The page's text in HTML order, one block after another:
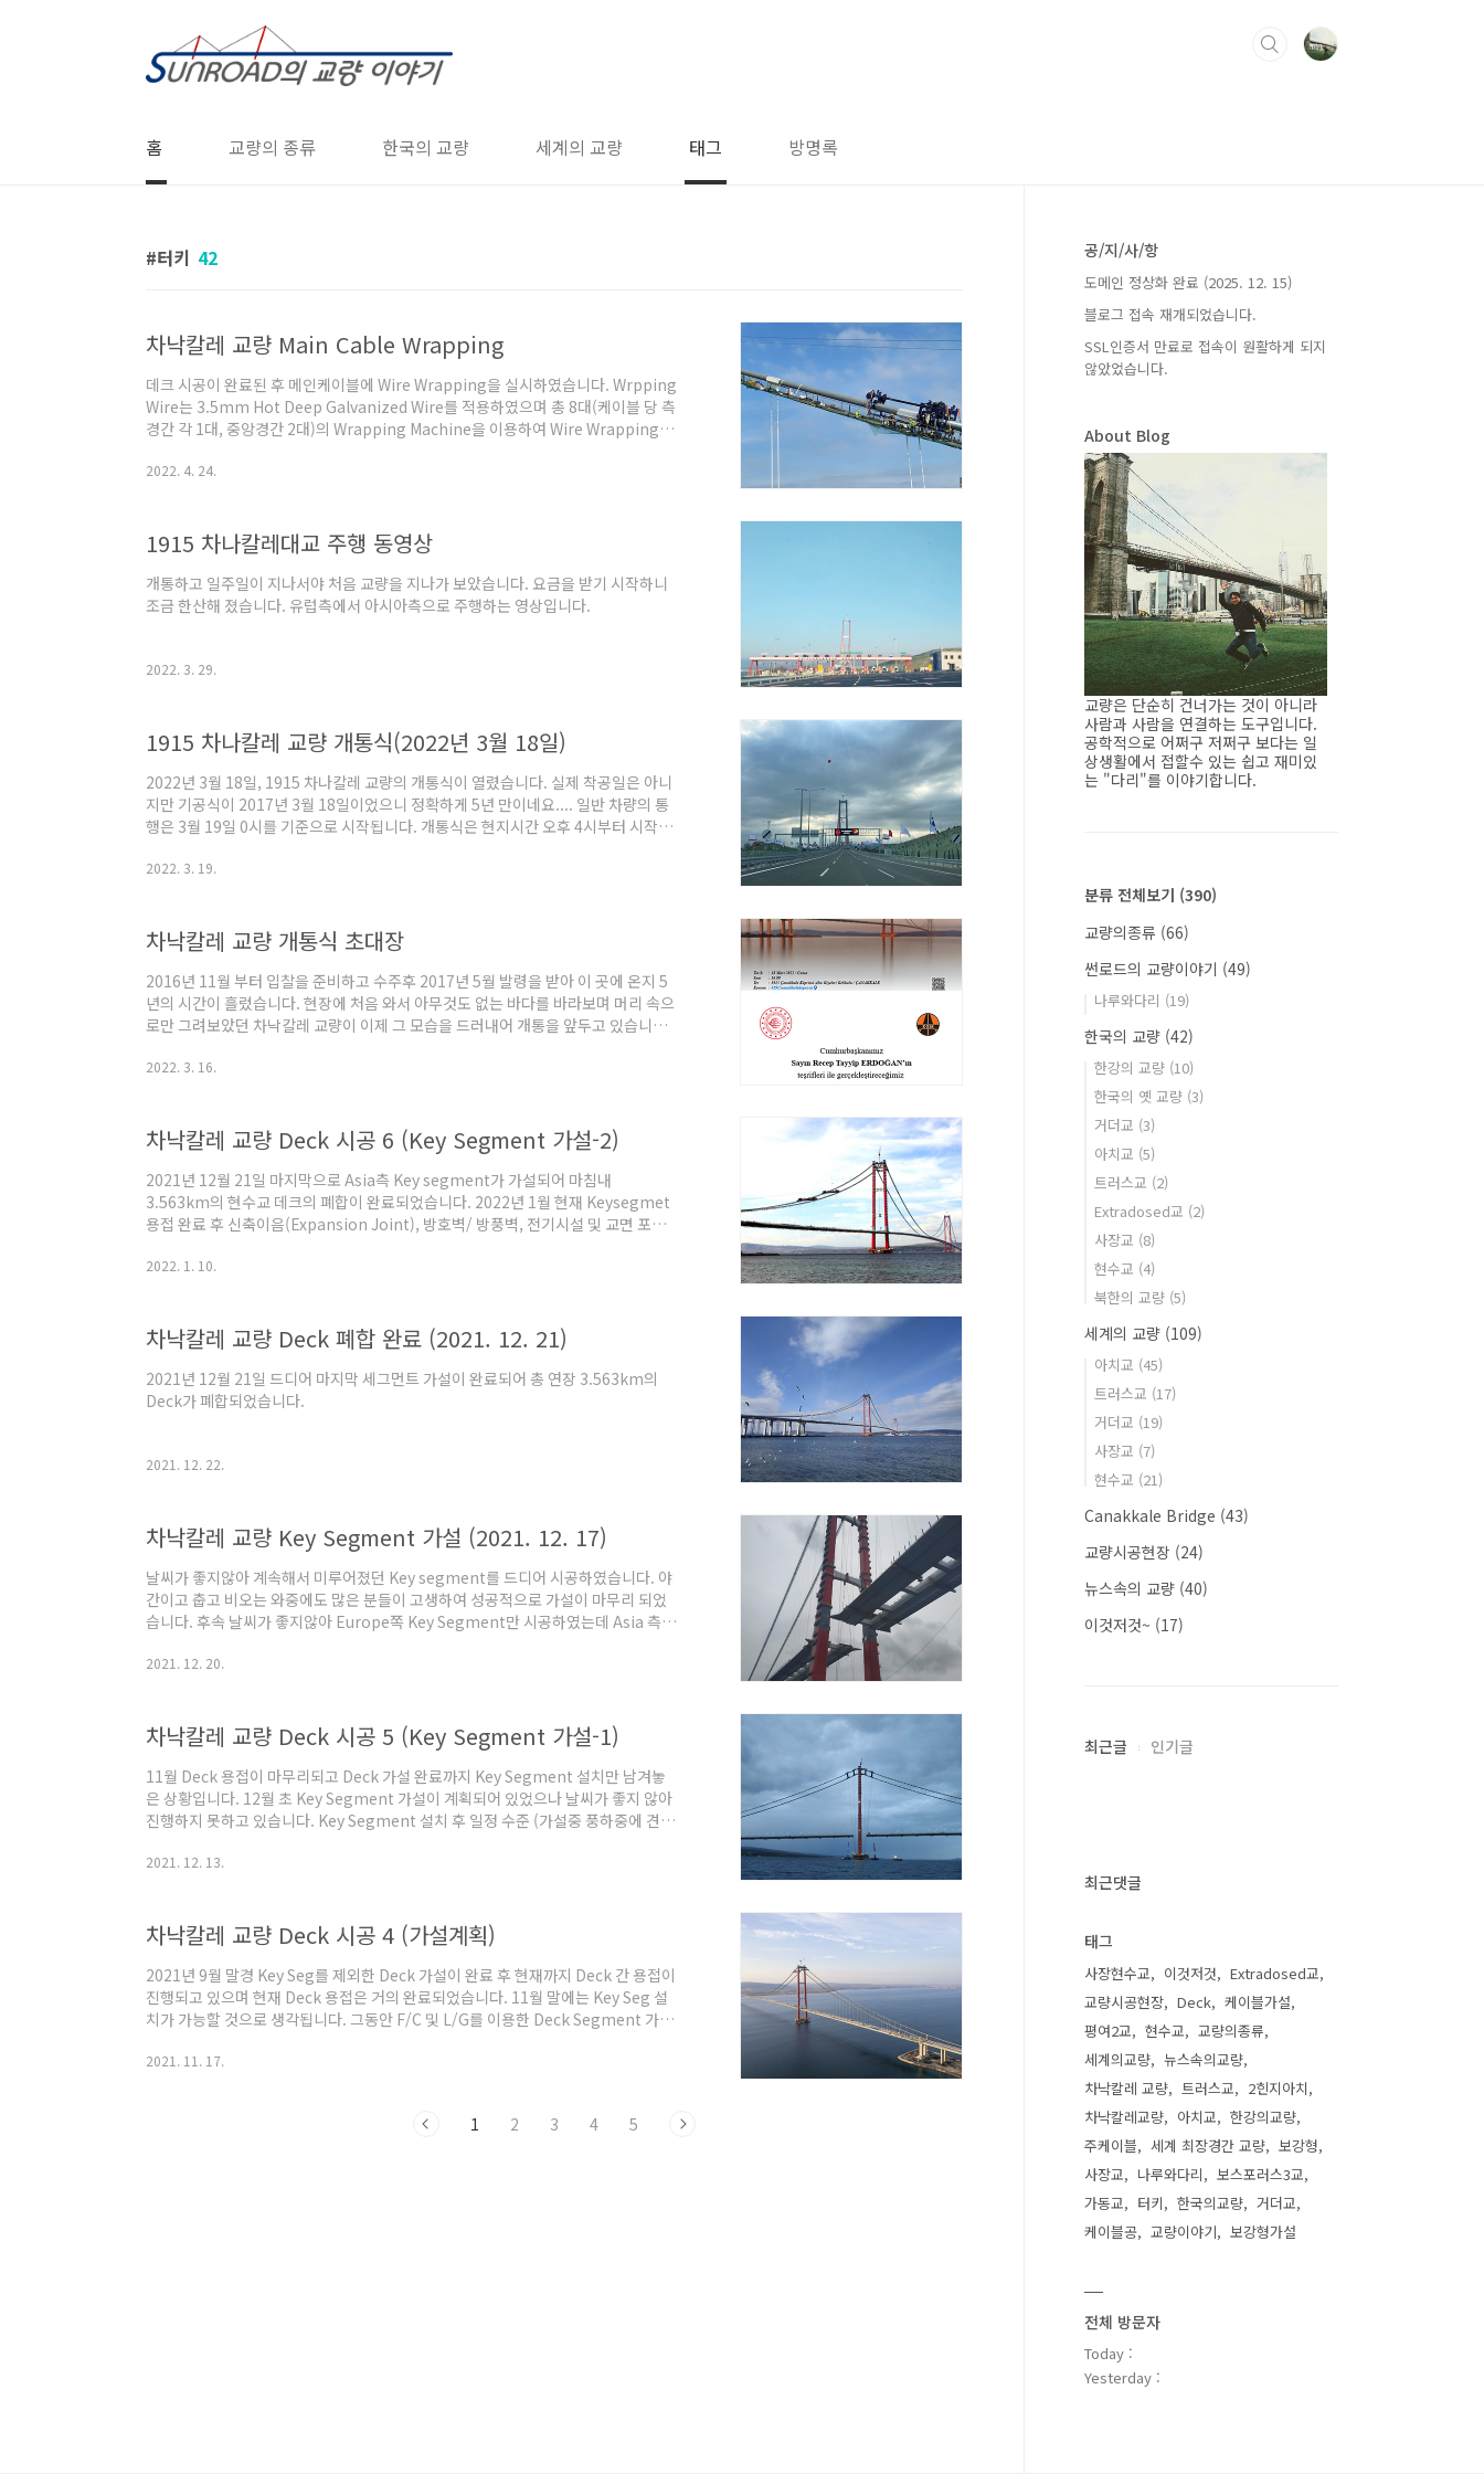
홈 교량의 종류 한국의 교량 세계의 교량 태그 방명록
터키 42
차낙칼레 교량 Main Cable Wrapping
데크 시공이 완료된 후 메인케이블에 Wire Wrapping을 실시하였습니다. Wrpping
Wire는 3.5mm Hot Deep Galvanized Wire를 적용하였으며 총 8대(케이블 당 측
경간 각 1대, 중앙경간 2대)의 Wrapping Machine을 이용하여 Wire Wrapping을
포함하여 약 16.5 ton 정도 되었습니다. 교량 완공 후 활하중 등에 의해 메인케이블의
Wire에 소정의 장력을 도입하여야 합니..
2022. 4. 24.
1915 차나칼레대교 주행 동영상
개통하고 일주일이 지나서야 처음 교량을 지나가 보았습니다. 요금을 받기 시작하니
조금 한산해 졌습니다. 유럽측에서 아시아측으로 주행하는 영상입니다.
2022. 3. 29.
1915 차나칼레 교량 개통식(2022년 3월 18일)
2022년 3월 18일, 1915 차나칼레 교량의 개통식이 열렸습니다. 실제 착공일은 아니
지만 기공식이 2017년 3월 18일이었으니 정확하게 5년 만이네요.... 일반 차량의 통
행은 3월 19일 0시를 기준으로 시작됩니다. 개통식은 현지시간 오후 4시부터 시작했
하루 종일 캠프에서 대기를 해야 했습니다. (터키 직원들은 전부 개통식에 참여했는
참여하지는 않았지만 개통식 주변 분위기와 유튜브 라이브로 보았던 개통식 상황을
포스팅 하려합니다. 개통식 3일 전 ..
2022. 3. 19.
차낙칼레 교량 개통식 초대장
2016년 11월 부터 입찰을 준비하고 수주후 2017년 5월 발령을 받아 이 곳에 온지 5
년의 시간이 흘렀습니다. 현장에 처음 와서 아무것도 없는 바다를 바라보며 머리 속으
로만 그려보았던 차낙칼레 교량이 이제 그 모습을 드러내어 개통을 앞두고 있습니다.
행사가 있다고 들었습니다. 전국 각지에서 에르도안 대통령, 정부관계자 및 여당 지지
Catwalk 등 가설구조물 해체, 기타 부대공 등의 일들이 아직 많이 남아 있습니다. 아
마도 올해 연말까지 마무리 작..
2022. 3. 16.
차낙칼레 교량 Deck 시공 6 (Key Segment 가설-2)
2021년 12월 21일 마지막으로 Asia측 Key segment가 가설되어 마침내
3.563km의 현수교 데크의 폐합이 완료되었습니다. 2022년 1월 현재 Keysegmet
용접 완료 후 신축이음(Expansion Joint), 방호벽/ 방풍벽, 전기시설 및 교면 포장
되고 있습니다. Key Segment 가설 준비사항은 아래 이전 포스트를 참조하시기 바
가설된 Segment 각도를 맞추기 위하여 ..
2022. 1. 10.
차낙칼레 교량 Deck 폐합 완료 (2021. 12. 21)
2021년 12월 21일 드디어 마지막 세그먼트 가설이 완료되어 총 연장 3.563km의
Deck가 폐합되었습니다.
2021. 12. 22.
차낙칼레 교량 Key Segment 가설 (2021. 12. 17)
날씨가 좋지않아 계속해서 미루어졌던 Key segment를 드디어 시공하였습니다. 야
간이고 춥고 비오는 와중에도 많은 분들이 고생하여 성공적으로 가설이 마무리 되었
습니다. 후속 날씨가 좋지않아 Europe쪽 Key Segment만 시공하였는데 Asia 측
2021. 12. 20.
차낙칼레 교량 Deck 시공 5 (Key Segment 가설-1)
11월 Deck 용접이 마무리되고 Deck 가설 완료까지 Key Segment 설치만 남겨놓
은 상황입니다. 12월 초 Key Segment 가설이 계획되어 있었으나 날씨가 좋지 않아
진행하지 못하고 있습니다. Key Segment 설치 후 일정 수준 (가설중 풍하중에 견딜
데 좋은 날씨가 좀처럼 나오지 않고 있습니다. 가설 설계에서는 Key Segment 가설
작업에 대해 이야기하고 Keysegment 가설은 추후 포스팅하겠습니다. 차낙칼..
2021. 12. 13.
차낙칼레 교량 Deck 시공 4 (가설계획)
2021년 9월 말경 Key Seg를 제외한 Deck 가설이 완료 후 현재까지 Deck 간 용접이
진행되고 있으며 현재 Deck 용접은 거의 완료되었습니다. 11월 말에는 Key Seg 설
치가 가능할 것으로 생각됩니다. 그동안 F/C 및 L/G를 이용한 Deck Segment 가설
정리하려고 합니다(사실 이걸 제일 먼저 올렸어야 하는데 싶습니다.) 차낙칼레 교량
Block 21개로 제작되었습니다. 각 측경간 5개 및 주탑 구간 3개 Segmen..
2021. 11. 17.
1 2 3 4 5
공/지/사/항
도메인 정상화 완료 (2025. 12. 15)
블로그 접속 재개되었습니다.
SSL인증서 만료로 접속이 원활하게 되지
않았었습니다.
About Blog
교량은 단순히 건너가는 것이 아니라
사람과 사람을 연결하는 도구입니다.
공학적으로 어쩌구 저쩌구 보다는 일
상생활에서 접할수 있는 쉽고 재미있
는 "다리"를 이야기합니다.
분류 전체보기 (390)
교량의종류 (66)
썬로드의 교량이야기 (49)
나루와다리 (19)
한국의 교량 (42)
한강의 교량 (10)
한국의 옛 교량 (3)
거더교 (3)
아치교 (5)
트러스교 (2)
Extradosed교 (2)
사장교 (8)
현수교 (4)
북한의 교량 (5)
세계의 교량 (109)
아치교 (45)
트러스교 (17)
거더교 (19)
사장교 (7)
현수교 (21)
Canakkale Bridge (43)
교량시공현장 (24)
뉴스속의 교량 (40)
이것저것~ (17)
최근글 인기글
최근댓글
태그
사장현수교 이것저것
Extradosed교
교량시공현장
Deck
케이블가설
평여2교
현수교
교량의종류
세계의교량
뉴스속의교량
차낙칼레 교량
트러스교
2힌지아치
차낙칼레교량
아치교
한강의교량
주케이블
세계 최장경간 교량
보강형
사장교
나루와다리
보스포러스3교
가동교
터키 한국의교량
거더교
케이블공
교량이야기 보강형가설
전체 방문자
Today :
Yesterday :